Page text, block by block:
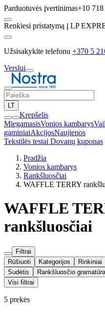
Parduotuvės įvertinimas+10 718
Renkiesi pristatymą į LP
Užsisakykite telefonu +370 5
Verslui
LT
Krepšelis
MiegamasisVonios kambarys
gaminiaiAkcijosNaujienos
Tekstilės testai Dovanų kuponas
Pradžia
Vonios kambarys
Rankšluosčiai
WAFFLE TERRY
WAFFLE
rankšluosčiai
Filtrai
Rūšiuoti
Kategorijos Rinkiniai
Sudėtis
Rankšluosčio gramatūra
Visi filtrai
5 prekės